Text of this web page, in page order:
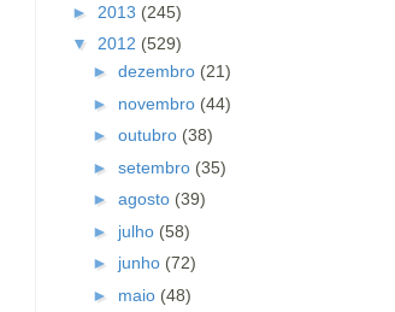
► 2013 (245)
▼ 2012 (529)
► dezembro (21)
► novembro (44)
► outubro (38)
► setembro (35)
► agosto (39)
► julho (58)
► junho (72)
► maio (48)